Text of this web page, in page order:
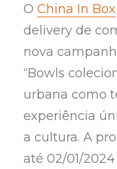
OChina In Box
delivery de
nova
“Bowls
urbana como
experiência
a cultura. A
até 02/01/